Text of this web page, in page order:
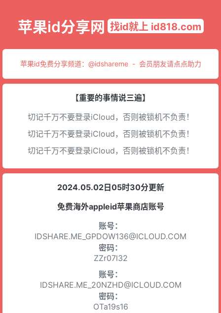
苹果id分享网 找id就上 id818.com
苹果id免费分享频道： @idshareme- 会员朋友请点点助力
【重要的事情说三遍】
切记千万不要登录iCloud，否则被锁机不负责！
切记千万不要登录iCloud，否则被锁机不负责！
切记千万不要登录iCloud，否则被锁机不负责！
2024.05.02日05时30分更新
免费海外appleid苹果商店账号
账号：
IDSHARE.ME_GPDOW136@ICLOUD.COM
密码：
ZZr07l32
账号：
IDSHARE.ME_20NZHD@ICLOUD.COM
密码：
OTa19s16